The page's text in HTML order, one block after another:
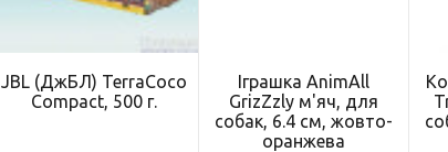
JBL (ДжБЛ) TerraСосо
Compact, 500 г.
Іграшка AnimAll
GrizZzly м'яч, для
собак, 6.4 см, жовто-
оранжева